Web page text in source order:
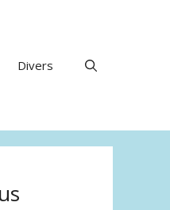
Divers